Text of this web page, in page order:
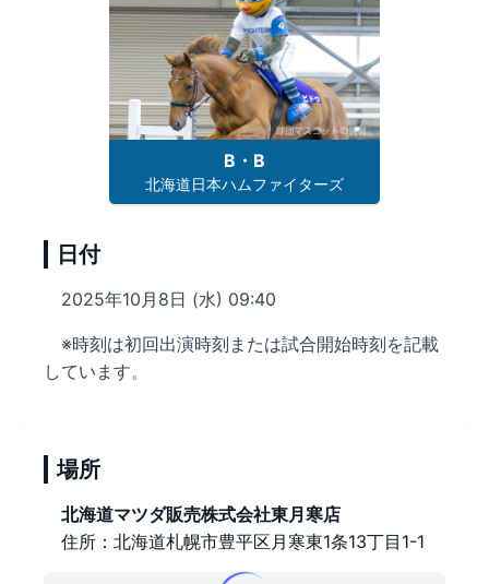
B・B
北海道日本ハムファイターズ
日付
2025年10月8日 (水) 09:40
※時刻は初回出演時刻または試合開始時刻を記載
しています。
場所
北海道マツダ販売株式会社東月寒店
住所：北海道札幌市豊平区月寒東1条13丁目1-1